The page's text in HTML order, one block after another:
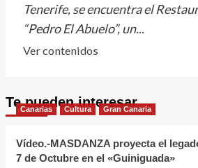
Tenerife, se encuentra el
“Pedro El Abuelo”, un...
Ver contenidosLeer
Restaurante
Guachinche
El
Fonil
Te pueden interesar
Canarias Cultura Gran Canaria
Vídeo.-MASDANZA proyecta el
7 de Octubre en el «Guiniguada»